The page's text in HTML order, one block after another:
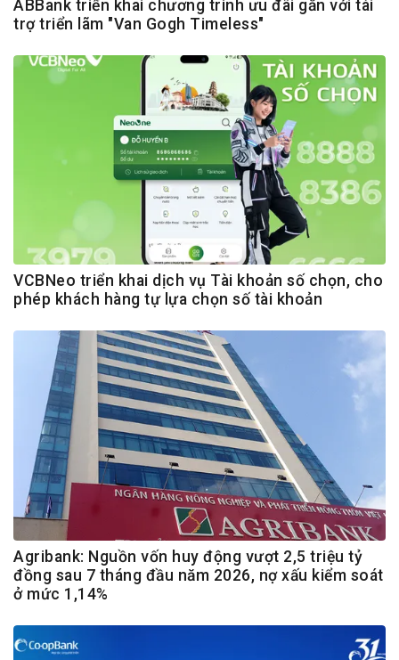
ABBank triển khai chương trình ưu đãi gắn với tài
trợ triển lãm "Van Gogh Timeless"
VCBNeo triển khai dịch vụ Tài khoản số chọn, cho
phép khách hàng tự lựa chọn số tài khoản
Agribank: Nguồn vốn huy động vượt 2,5 triệu tỷ
đồng sau 7 tháng đầu năm 2026, nợ xấu kiểm soát
ở mức 1,14%